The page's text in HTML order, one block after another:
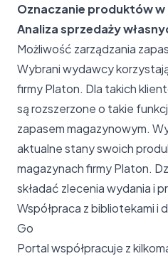
Oznaczanie produktów
Analiza sprzedaży
Możliwość zarządzania
Wybrani wydawcy
firmy Platon. Dla takich
są rozszerzone o takie
zapasem magazynowym.
aktualne stany swoich
magazynach firmy Platon.
składać zlecenia wydania i
Współpraca z bibliotekami i
Go
Portal współpracuje z